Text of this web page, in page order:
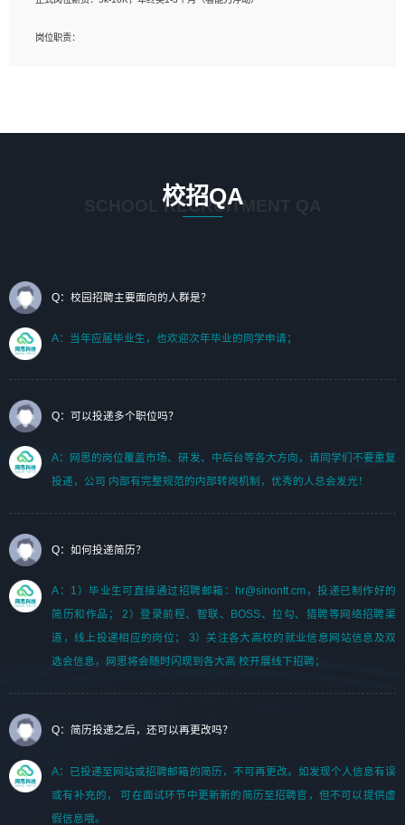
1、艺术设计类相关专业；（其中需求分析顾问不限专业）
岗位职责：
2. 熟悉 前端常用框架, 能独立完成设计给予的 UI 效果;
3. 有良好的代码习惯, 低级错误出现频率低;
7. 了解或熟悉 WebGL 及相关框架优先。
（岗位人员专职于行业应用解决方案、项目申报方案、投标方案的策划编写）
校招QA
SCHOOL RECRUITMENT QA
Q：校园招聘主要面向的人群是？
A：当年应届毕业生，也欢迎次年毕业的同学申请；
Q：可以投递多个职位吗？
A：网思的岗位覆盖市场、研发、中后台等各大方向，请同学们不要重复
投递，公司 内部有完整规范的内部转岗机制，优秀的人总会发光！
Q：如何投递简历？
A：1）毕业生可直接通过招聘邮箱：hr@sinontt.cm，投递已制作好的
简历和作品； 2）登录前程、智联、BOSS、拉勾、猎聘等网络招聘渠
道，线上投递相应的岗位； 3）关注各大高校的就业信息网站信息及双
选会信息，网思将会随时闪现到各大高 校开展线下招聘；
Q：简历投递之后，还可以再更改吗？
A：已投递至网站或招聘邮箱的简历，不可再更改。如发现个人信息有误
或有补充的， 可在面试环节中更新新的简历至招聘官，但不可以提供虚
假信息哦。